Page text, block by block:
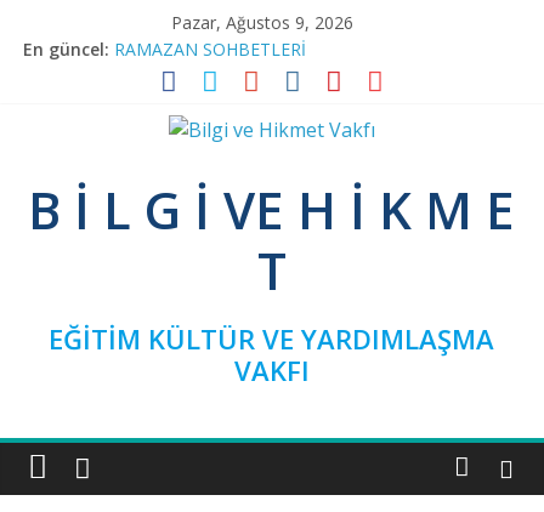
Pazar, Ağustos 9, 2026
En güncel: RAMAZAN SOHBETLERİ
TEFSİR PROGRAMIMIZA RAMAZAN ARASI
NİNOVA’YI TERK EDENLER
Bilgi
ve
Hikmet
ve
Hikmet
B İ L G İ VE H İ K M E
T
EĞİTİM KÜLTÜR VE YARDIMLAŞMA
VAKFI